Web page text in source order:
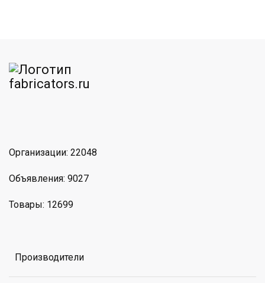
Организации: 22048
Объявления: 9027
Товары: 12699
Производители